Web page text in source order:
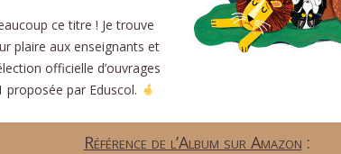
ce titre ! Je trouve
plaire aux enseignants et
officielle d’ouvrages
proposée par Eduscol.
Référence de l’Album sur Amazon :